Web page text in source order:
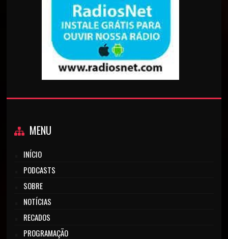
MENU
INÍCIO
PODCASTS
SOBRE
NOTÍCIAS
RECADOS
PROGRAMAÇÃO